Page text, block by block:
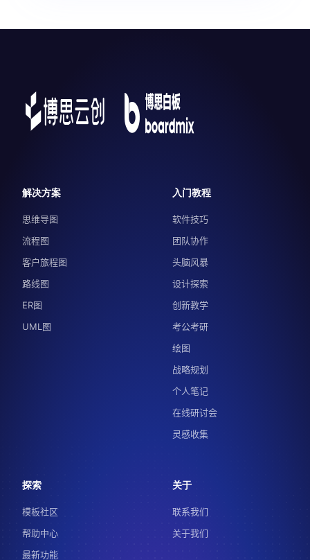
解决方案
思维导图
流程图
客户旅程图
路线图
ER图
UML图
入门教程
软件技巧
团队协作
头脑风暴
设计探索
创新教学
考公考研
绘图
战略规划
个人笔记
在线研讨会
灵感收集
探索
模板社区
帮助中心
最新功能
关于
联系我们
关于我们